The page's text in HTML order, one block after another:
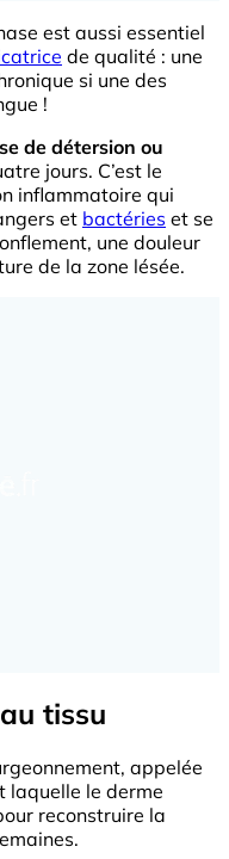
est aussi essentiel
de qualité : une
si une des
!
de détersion ou
jours. C’est le
inflammatoire qui
et bactéries et se
une douleur
de la zone lésée.
tissu
appelée
laquelle le derme
reconstruire la